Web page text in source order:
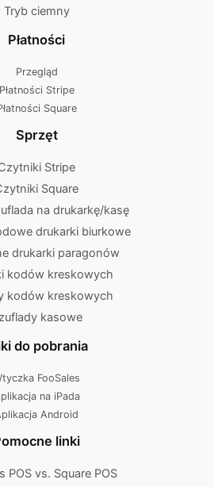
Tryb ciemny
Płatności
Przegląd
Płatności Stripe
Square
Sprzęt
Stripe
Square
na drukarkę/kasę
drukarki biurkowe
drukarki paragonów
kodów kreskowych
kodów kreskowych
kasowe
do pobrania
FooSales
na iPada
Android
linki
POS vs. Square POS